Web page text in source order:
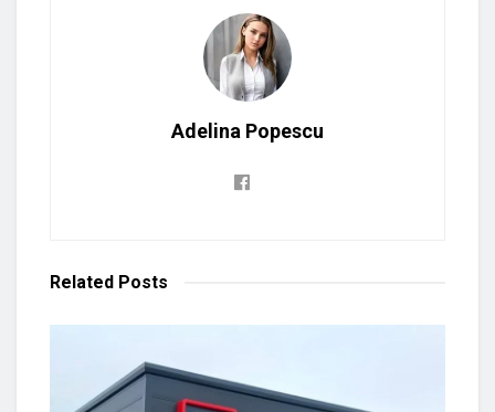
Adelina Popescu
Related Posts